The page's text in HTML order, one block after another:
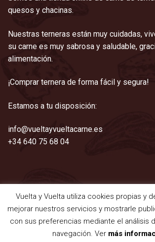
quesos y chacinas.
Nuestras terneras están muy cuidadas,
su carne es muy sabrosa y saludable,
alimentación.
¡Comprar ternera de forma fácil y segura!
Estamos a tu disposición:
info@vueltayvueltacarne.es
+34 640 75 68 04
©2021 Vuelta y Vuelta
Aviso legal|Cookies|Privacidad|
Vuelta y Vuelta utiliza cookies propias y
mejorar nuestros servicios y mostrarle
con sus preferencias mediante el análisis
navegación. Ver más